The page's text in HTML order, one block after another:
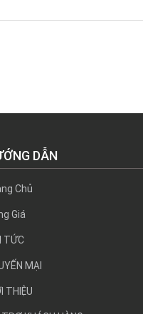
DẪN
Chủ
Giá
TỨC
MẠI
THIỆU